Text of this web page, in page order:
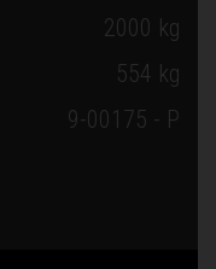
2000 kg
554 kg
9-00175 - P